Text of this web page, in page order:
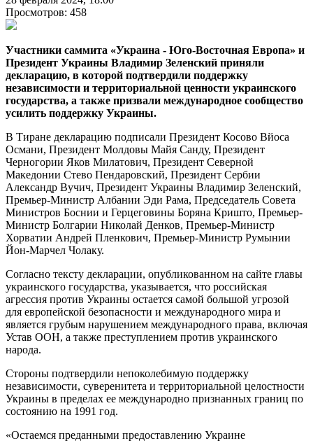
Просмотров: 458
Участники саммита «Украина - Юго-Восточная Европа» и
Президент Украины Владимир Зеленский приняли
декларацию, в которой подтвердили поддержку
независимости и территориальной ценности украинского
государства, а также призвали международное сообщество
усилить поддержку Украины.
В Тиране декларацию подписали Президент Косово Вйоса
Османи, Президент Молдовы Майя Санду, Президент
Черногории Яков Милатович, Президент Северной
Македонии Стево Пендаровский, Президент Сербии
Александр Вучич, Президент Украины Владимир Зеленский,
Премьер-Министр Албании Эди Рама, Председатель Совета
Министров Боснии и Герцеговины Боряна Кришто, Премьер-
Министр Болгарии Николай Денков, Премьер-Министр
Хорватии Андрей Пленкович, Премьер-Министр Румынии
Йон-Марчел Чолаку.
Согласно тексту декларации, опубликованном на сайте главы
украинского государства, указывается, что российская
агрессия против Украины остается самой большой угрозой
для европейской безопасности и международного мира и
является грубым нарушением международного права, включая
Устав ООН, а также преступлением против украинского
народа.
Стороны подтвердили непоколебимую поддержку
независимости, суверенитета и территориальной целостности
Украины в пределах ее международно признанных границ по
состоянию на 1991 год.
«Остаемся преданными предоставлению Украине